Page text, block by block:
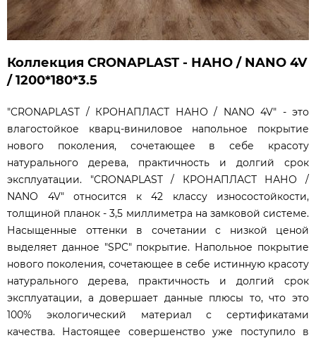
Коллекция CRONAPLAST - НАНО / NANO 4V
/ 1200*180*3.5
"CRONAPLAST / КРОНАПЛАСТ НАНО / NANO 4V" - это
влагостойкое кварц-виниловое напольное покрытие
нового поколения, сочетающее в себе красоту
натурального дерева, практичность и долгий срок
эксплуатации. "CRONAPLAST / КРОНАПЛАСТ НАНО /
NANO 4V" относится к 42 классу износостойкости,
толщиной планок - 3,5 миллиметра на замковой системе.
Насыщенные оттенки в сочетании с низкой ценой
выделяет данное "SPC" покрытие. Напольное покрытие
нового поколения, сочетающее в себе истинную красоту
натурального дерева, практичность и долгий срок
эксплуатации, а довершает данные плюсы то, что это
100% экологический материал с сертификатами
качества. Настоящее совершенство уже поступило в